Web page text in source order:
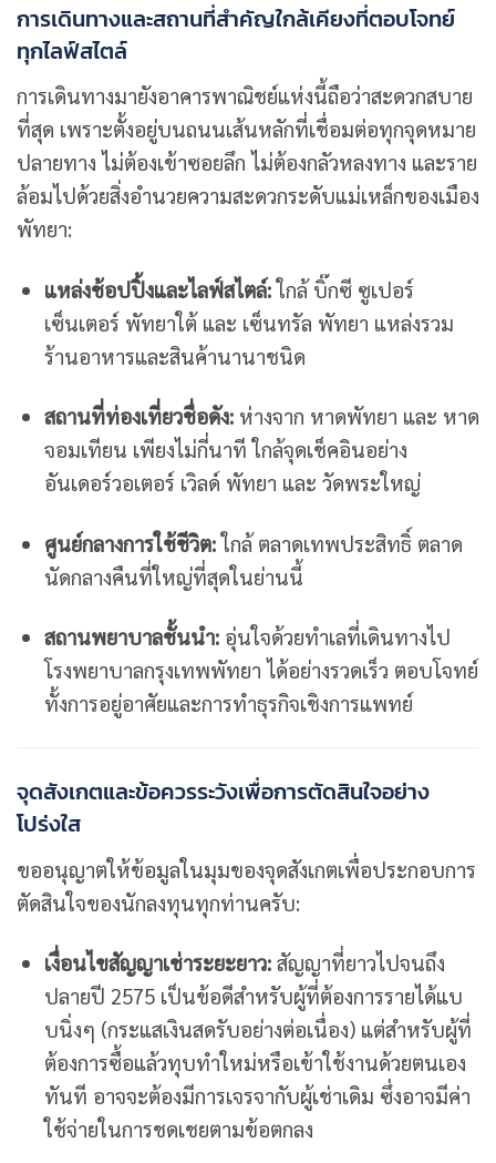
การเดินทางและสถานที่สำคัญใกล้เคียงที่ตอบโจทย์
ทุกไลฟ์สไตล์
การเดินทางมายังอาคารพาณิชย์แห่งนี้ถือว่าสะดวกสบาย
ที่สุด เพราะตั้งอยู่บนถนนเส้นหลักที่เชื่อมต่อทุกจุดหมาย
ปลายทาง ไม่ต้องเข้าซอยลึก ไม่ต้องกลัวหลงทาง และราย
ล้อมไปด้วยสิ่งอำนวยความสะดวกระดับแม่เหล็กของเมือง
พัทยา:
แหล่งช้อปปิ้งและไลฟ์สไตล์:ใกล้ บิ๊กซี ซูเปอร์
เซ็นเตอร์ พัทยาใต้ และ เซ็นทรัล พัทยา แหล่งรวม
ร้านอาหารและสินค้านานาชนิด
สถานที่ท่องเที่ยวชื่อดัง:ห่างจาก หาดพัทยา และ หาด
จอมเทียน เพียงไม่กี่นาที ใกล้จุดเช็คอินอย่าง
อันเดอร์วอเตอร์ เวิลด์ พัทยา และ วัดพระใหญ่
ศูนย์กลางการใช้ชีวิต:ใกล้ ตลาดเทพประสิทธิ์ ตลาด
นัดกลางคืนที่ใหญ่ที่สุดในย่านนี้
สถานพยาบาลชั้นนำ:อุ่นใจด้วยทำเลที่เดินทางไป
โรงพยาบาลกรุงเทพพัทยา ได้อย่างรวดเร็ว ตอบโจทย์
ทั้งการอยู่อาศัยและการทำธุรกิจเชิงการแพทย์
จุดสังเกตและข้อควรระวังเพื่อการตัดสินใจอย่าง
โปร่งใส
ขออนุญาตให้ข้อมูลในมุมของจุดสังเกตเพื่อประกอบการ
ตัดสินใจของนักลงทุนทุกท่านครับ:
เงื่อนไขสัญญาเช่าระยะยาว:สัญญาที่ยาวไปจนถึง
ปลายปี 2575 เป็นข้อดีสำหรับผู้ที่ต้องการรายได้แบ
บนิ่งๆ (กระแสเงินสดรับอย่างต่อเนื่อง) แต่สำหรับผู้ที่
ต้องการซื้อแล้วทุบทำใหม่หรือเข้าใช้งานด้วยตนเอง
ทันที อาจจะต้องมีการเจรจากับผู้เช่าเดิม ซึ่งอาจมีค่า
ใช้จ่ายในการชดเชยตามข้อตกลง